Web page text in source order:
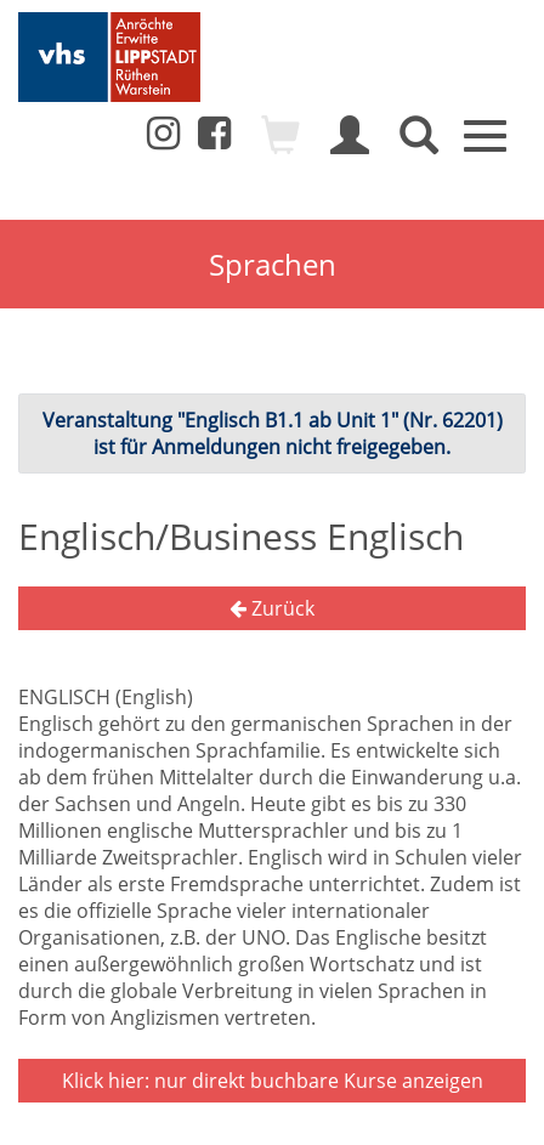
Toggle
Sprachen
Veranstaltung "Englisch B1.1 ab Unit 1" (Nr. 62201)
ist für Anmeldungen nicht freigegeben.
Englisch/Business Englisch
Zurück
ENGLISCH (English)
Englisch gehört zu den germanischen Sprachen in der
indogermanischen Sprachfamilie. Es entwickelte sich
ab dem frühen Mittelalter durch die Einwanderung u.a.
der Sachsen und Angeln. Heute gibt es bis zu 330
Millionen englische Muttersprachler und bis zu 1
Milliarde Zweitsprachler. Englisch wird in Schulen vieler
Länder als erste Fremdsprache unterrichtet. Zudem ist
es die offizielle Sprache vieler internationaler
Organisationen, z.B. der UNO. Das Englische besitzt
einen außergewöhnlich großen Wortschatz und ist
durch die globale Verbreitung in vielen Sprachen in
Form von Anglizismen vertreten.
Klick hier: nur direkt buchbare Kurse anzeigen